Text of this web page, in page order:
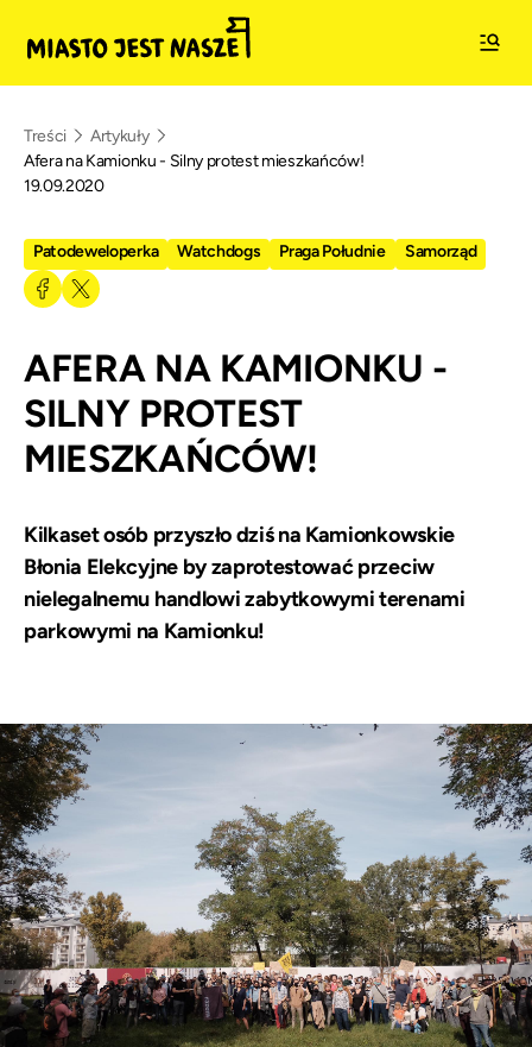
Treści
Artykuły
Afera na Kamionku - Silny protest mieszkańców!
19.09.2020
Patodeweloperka Watchdogs Praga Południe Samorząd
AFERA NA KAMIONKU -
SILNY PROTEST
MIESZKAŃCÓW!
Kilkaset osób przyszło dziś na Kamionkowskie
Błonia Elekcyjne by zaprotestować przeciw
nielegalnemu handlowi zabytkowymi terenami
parkowymi na Kamionku!